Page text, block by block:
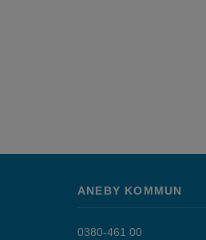
ANEBY KOMMUN
0380-461 00